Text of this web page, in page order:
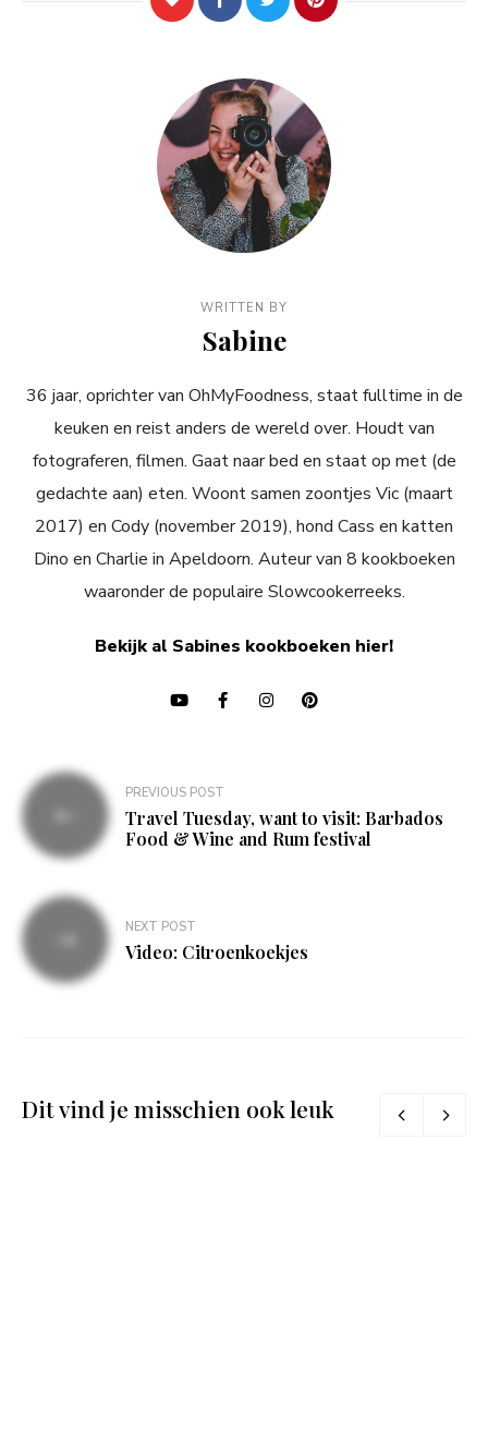
WRITTEN BY
Sabine
36 jaar, oprichter van OhMyFoodness, staat fulltime in de
keuken en reist anders de wereld over. Houdt van
fotograferen, filmen. Gaat naar bed en staat op met (de
gedachte aan) eten. Woont samen zoontjes Vic (maart
2017) en Cody (november 2019), hond Cass en katten
Dino en Charlie in Apeldoorn. Auteur van 8 kookboeken
waaronder de populaire Slowcookerreeks.
Bekijk al Sabines kookboeken hier!
Bericht
navigatie
PREVIOUS POST
Travel Tuesday, want to visit: Barbados
Food & Wine and Rum festival
NEXT POST
Video: Citroenkoekjes
Dit vind je misschien ook leuk